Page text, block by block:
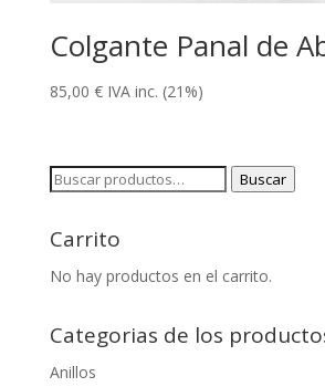
Colgante Panal de
85,00 € IVA inc. (21%)
Buscar
Buscar
Carrito
No hay productos en el carrito.
Categorias de los
Anillos